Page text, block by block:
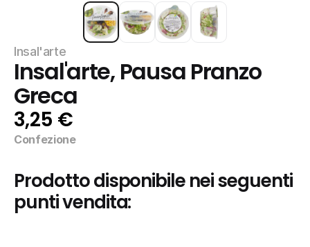
Insal'arte
Insal'arte, Pausa Pranzo
Greca
3,25 €
Confezione
Prodotto disponibile nei seguenti
punti vendita: